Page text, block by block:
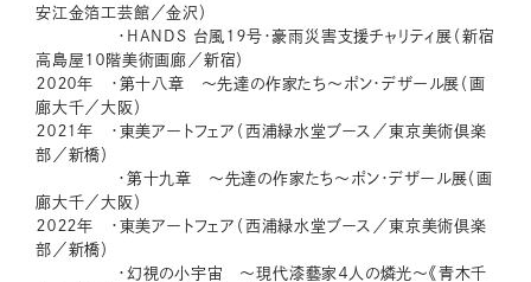
安江金箔工芸館／金沢）
・HANDS 台風１９号・豪雨災害支援チャリティ展（新宿
高島屋１０階美術画廊／新宿）
２０２０年 ・第十八章 ～先達の作家たち～ポン・デザール展（画
廊大千／大阪）
２０２１年 ・東美アートフェア（西浦緑水堂ブース／東京美術倶楽
部／新橋）
・第十九章 ～先達の作家たち～ポン・デザール展（画
廊大千／大阪）
２０２２年 ・東美アートフェア（西浦緑水堂ブース／東京美術倶楽
部／新橋）
・幻視の小宇宙 〜現代漆藝家４人の燐光〜《青木千